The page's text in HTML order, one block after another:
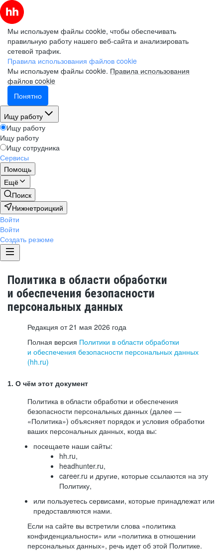
Мы используем файлы cookie, чтобы обеспечивать
правильную работу нашего веб-сайта и анализировать
сетевой трафик.
Правила использования файлов cookie
Мы используем файлы cookie. Правила использования
файлов cookie
Понятно
Ищу работу
Ищу работу
Ищу работу
Ищу сотрудника
Сервисы
Помощь
Ещё
Поиск
Нижнетроицкий
Войти
Войти
Создать резюме
Политика в области обработки
и обеспечения безопасности
персональных данных
Редакция от 21 мая 2026 года
Полная версия Политики в области обработки
и обеспечения безопасности персональных данных
(hh.ru)
1. О чём этот документ
Политика в области обработки и обеспечения
безопасности персональных данных (далее —
«Политика») объясняет порядок и условия обработки
ваших персональных данных, когда вы:
посещаете наши сайты:
hh.ru,
headhunter.ru,
career.ru и другие, которые ссылаются на эту
Политику,
или пользуетесь сервисами, которые принадлежат или
предоставляются нами.
Если на сайте вы встретили слова «политика
конфиденциальности» или «политика в отношении
персональных данных», речь идет об этой Политике.